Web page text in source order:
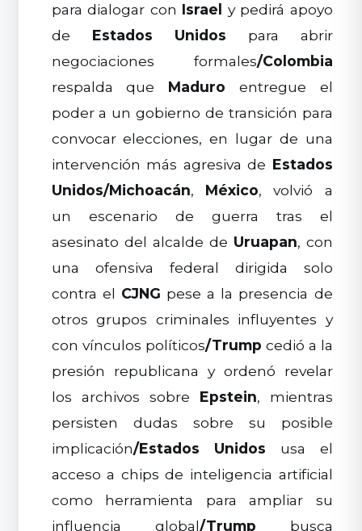
para dialogar con Israel
y pedirá apoyo
de Estados Unidos para abrir
negociaciones formales/Colombia
respalda que Maduro entregue el
poder a un gobierno de transición para
convocar elecciones, en lugar de una
intervención más agresiva de Estados
Unidos/Michoacán, México, volvió a
un escenario de guerra tras el
asesinato del alcalde de Uruapan, con
una ofensiva federal dirigida solo
contra el CJNG pese a la presencia de
otros grupos criminales influyentes y
con vínculos políticos/Trump cedió a la
presión republicana y ordenó revelar
los archivos sobre Epstein, mientras
persisten dudas sobre su posible
implicación/Estados Unidos usa el
acceso a chips de inteligencia artificial
como herramienta para ampliar su
influencia global/Trump busca